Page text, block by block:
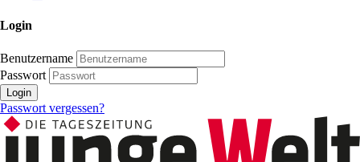
Login
Benutzername
Passwort
Login
Passwort vergessen?